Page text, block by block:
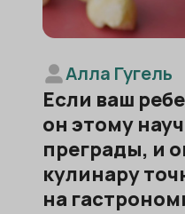
Алла Гугель
Если ваш
он этому
преграды, и
кулинару
на